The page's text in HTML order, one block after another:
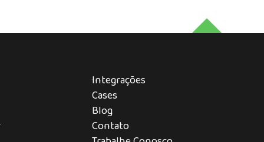
Integrações
Cases
Blog
Contato